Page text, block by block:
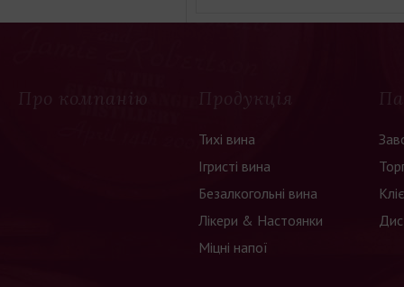
Про компанію Продукція
Тихі вина
Ігристі вина
Безалкогольні вина
Лікери & Настоянки
Міцні напої